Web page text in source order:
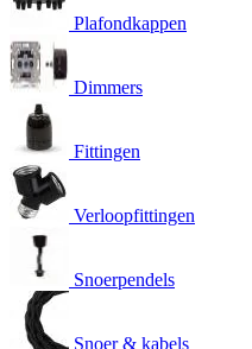
Plafondkappen
Dimmers
Fittingen
Verloopfittingen
Snoerpendels
Snoer & kabels